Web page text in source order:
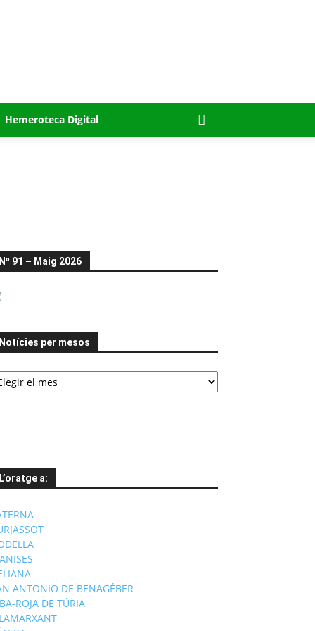
Hemeroteca Digital
Nº 91 – Maig 2026
Notícies per mesos
L’oratge a:
ANTONIO DE BENAGÉBER
ROJA DE TÚRIA